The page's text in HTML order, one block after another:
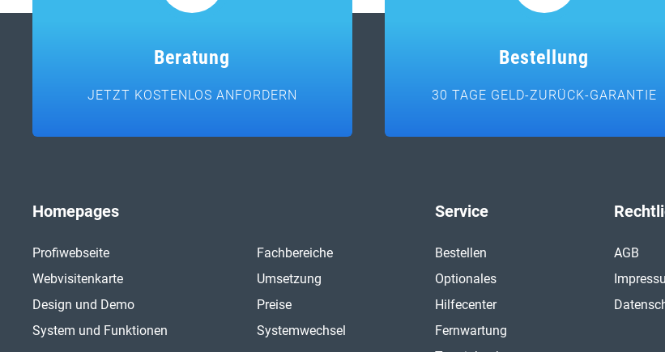
Beratung
JETZT KOSTENLOS ANFORDERN
Bestellung
30 TAGE GELD-ZURÜCK-GARANTIE
Homepages
Profiwebseite
Webvisitenkarte
Design und Demo
System und Funktionen
Fachbereiche
Umsetzung
Preise
Systemwechsel
Service
Bestellen
Optionales
Hilfecenter
Fernwartung
AGB